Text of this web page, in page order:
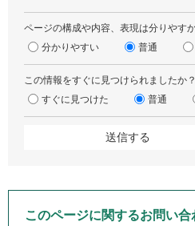
ページの構成や内容、表現は分りやす
分かりやすい
普通
この情報をすぐに見つけられましたか？
すぐに見つけた
普通
このページに関するお問い合